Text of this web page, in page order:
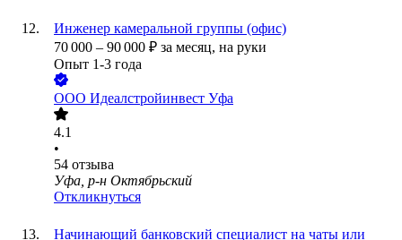
Инженер камеральной группы (офис)
70 000 – 90 000 ₽ за месяц, на руки
Опыт 1-3 года
ООО Идеалстройинвест Уфа
4.1
•
54 отзыва
Уфа, р-н Октябрьский
Откликнуться
Начинающий банковский специалист на чаты или